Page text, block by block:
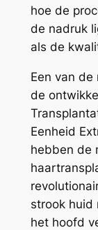
hoe de
de nadruk
als de
Een van
de
Eenheid
hebben de
strook huid
het hoofd